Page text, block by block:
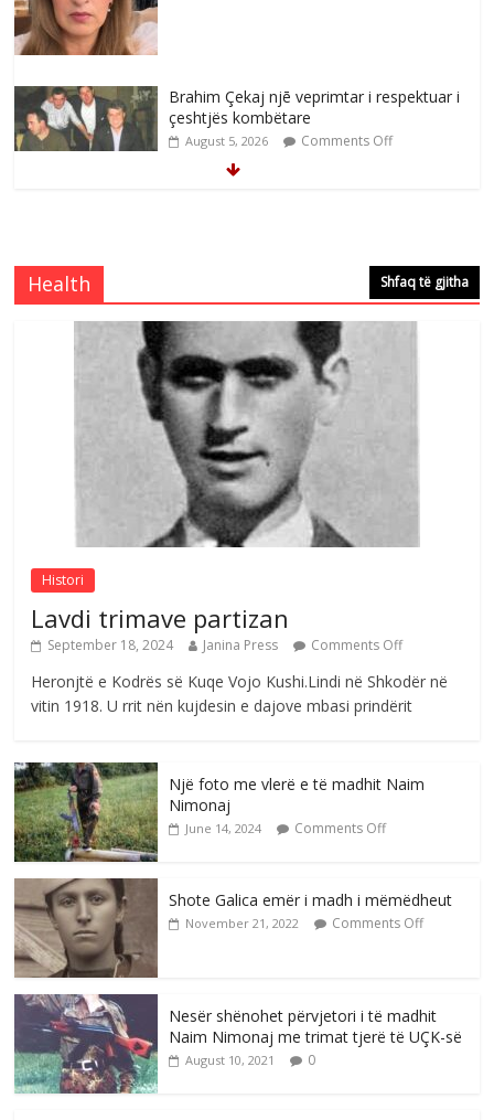
Brahim Çekaj njē veprimtar i respektuar i
çeshtjës kombëtare
August 5, 2026 Comments Off
e invalidëve në Fushë Kosovë
Comments Off
Çlirimtari Agron Gërvalla me takime pune
në atdhe të shoqerisë Levizja
August 3, 2026 Comments Off
Postim me vlera nga artistja e mirëfilltë
Mimoza Gjoni
August 6, 2026 Comments Off
Health Shfaq të gjitha
Histori
Lavdi trimave partizan
September 18, 2024 Janina Press Comments Off
Heronjtë e Kodrës së Kuqe Vojo Kushi.Lindi në Shkodër në
vitin 1918. U rrit nën kujdesin e dajove mbasi prindërit
Një foto me vlerë e të madhit Naim
Nimonaj
June 14, 2024 Comments Off
Shote Galica emër i madh i mëmëdheut
November 21, 2022 Comments Off
Nesër shënohet përvjetori i të madhit
Naim Nimonaj me trimat tjerë të UÇK-së
August 10, 2021 0